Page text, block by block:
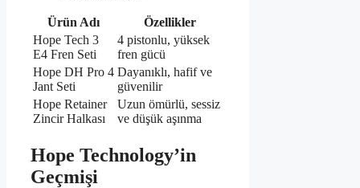
Ürün Adı
Özellikler
Hope Tech 3
E4 Fren Seti
4 pistonlu, yüksek
fren gücü
Hope DH Pro 4
Jant Seti
Dayanıklı, hafif ve
güvenilir
Hope Retainer
Zincir Halkası
Uzun ömürlü, sessiz
ve düşük aşınma
Hope Technology’in
Geçmişi